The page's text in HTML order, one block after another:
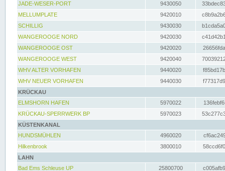
JADE-WESER-PORT
9430050
MELLUMPLATE
9420010
SCHILLIG
9430030
WANGEROOGE NORD
9420030
WANGEROOGE OST
9420020
WANGEROOGE WEST
9420040
WHV ALTER VORHAFEN
9440020
WHV NEUER VORHAFEN
9440030
KRÜCKAU
ELMSHORN HAFEN
5970022
KRÜCKAU-SPERRWERK BP
5970023
KÜSTENKANAL
HUNDSMÜHLEN
4960020
Hilkenbrook
3800010
LAHN
Bad Ems Schleuse UP
25800700